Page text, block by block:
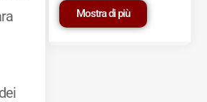
Mostra di più